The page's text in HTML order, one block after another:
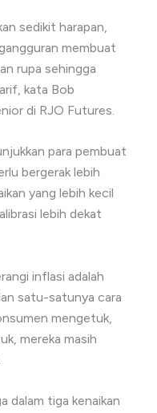
sedikit harapan,
membuat
rupa sehingga
kata Bob
di RJO Futures.
para pembuat
bergerak lebih
yang lebih kecil
lebih dekat
inflasi adalah
satu-satunya cara
mengetuk,
mereka masih
dalam tiga kenaikan